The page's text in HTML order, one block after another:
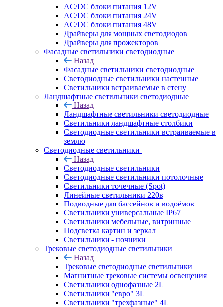
AC/DC блоки питания 12V
AC/DC блоки питания 24V
AC/DC блоки питания 48V
Драйверы для мощных светодиодов
Драйверы для прожекторов
Фасадные светильники светодиодные
Назад
Фасадные светильники светодиодные
Светодиодные светильники настенные
Светильники встраиваемые в стену
Ландшафтные светильники светодиодные
Назад
Ландшафтные светильники светодиодные
Светильники ландшафтные столбики
Светодиодные светильники встраиваемые в
землю
Светодиодные светильники
Назад
Светодиодные светильники
Светодиодные светильники потолочные
Светильники точечные (Spot)
Линейные светильники 220в
Подводные для бассейнов и водоёмов
Светильники универсальные IP67
Светильники мебельные, витринные
Подсветка картин и зеркал
Светильники - ночники
Трековые светодиодные светильники
Назад
Трековые светодиодные светильники
Магнитные трековые системы освещения
Светильники однофазные 2L
Светильники "евро" 3L
Светильники "трехфазные" 4L